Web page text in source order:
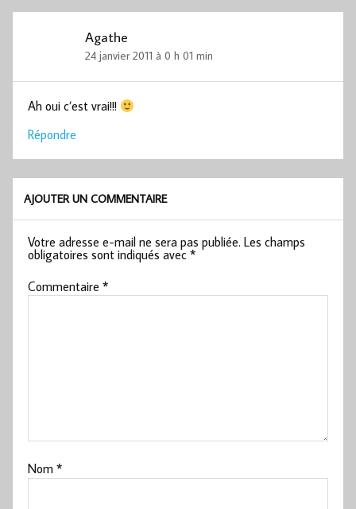
Agathe
24 janvier 2011 à 0 h 01 min
Ah oui c’est vrai!!!
Répondre
AJOUTER UN COMMENTAIRE
Votre adresse e-mail ne sera pas publiée. Les champs
obligatoires sont indiqués avec*
Commentaire*
Nom*